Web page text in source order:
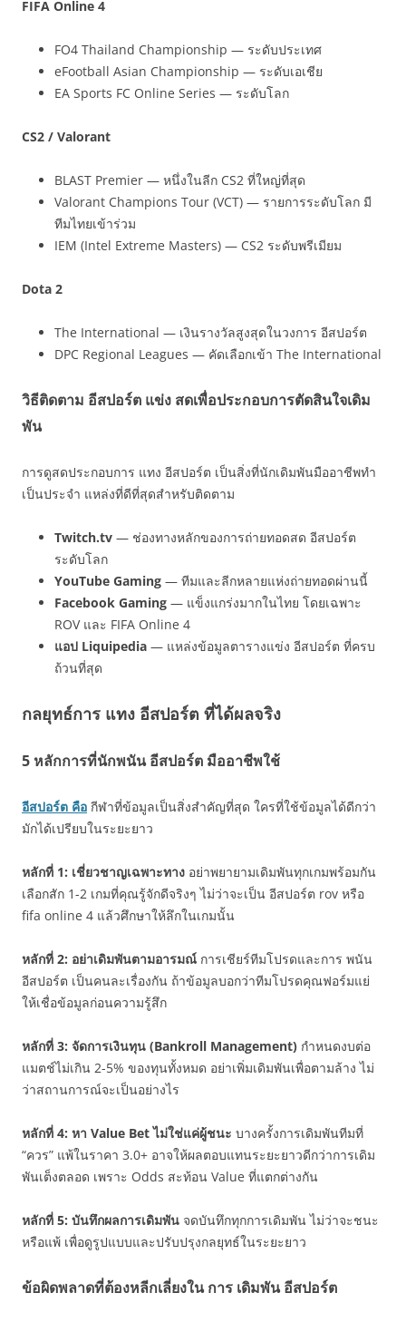
FIFA Online 4
FO4 Thailand Championship — ระดับประเทศ
eFootball Asian Championship — ระดับเอเชีย
EA Sports FC Online Series — ระดับโลก
CS2 / Valorant
BLAST Premier — หนึ่งในลีก CS2 ที่ใหญ่ที่สุด
Valorant Champions Tour (VCT) — รายการระดับโลก มี
ทีมไทยเข้าร่วม
IEM (Intel Extreme Masters) — CS2 ระดับพรีเมียม
Dota 2
The International — เงินรางวัลสูงสุดในวงการ อีสปอร์ต
DPC Regional Leagues — คัดเลือกเข้า The International
วิธีติดตาม อีสปอร์ต แข่ง สดเพื่อประกอบการตัดสินใจเดิม
พัน
การดูสดประกอบการ แทง อีสปอร์ต เป็นสิ่งที่นักเดิมพันมืออาชีพทำ
เป็นประจำ แหล่งที่ดีที่สุดสำหรับติดตาม
Twitch.tv — ช่องทางหลักของการถ่ายทอดสด อีสปอร์ต
ระดับโลก
YouTube Gaming — ทีมและลีกหลายแห่งถ่ายทอดผ่านนี้
Facebook Gaming — แข็งแกร่งมากในไทย โดยเฉพาะ
ROV และ FIFA Online 4
แอป Liquipedia — แหล่งข้อมูลตารางแข่ง อีสปอร์ต ที่ครบ
ถ้วนที่สุด
กลยุทธ์การ แทง อีสปอร์ต ที่ได้ผลจริง
5 หลักการที่นักพนัน อีสปอร์ต มืออาชีพใช้
อีสปอร์ต คือ กีฬาที่ข้อมูลเป็นสิ่งสำคัญที่สุด ใครที่ใช้ข้อมูลได้ดีกว่า
มักได้เปรียบในระยะยาว
หลักที่ 1: เชี่ยวชาญเฉพาะทาง อย่าพยายามเดิมพันทุกเกมพร้อมกัน
เลือกสัก 1-2 เกมที่คุณรู้จักดีจริงๆ ไม่ว่าจะเป็น อีสปอร์ต rov หรือ
fifa online 4 แล้วศึกษาให้ลึกในเกมนั้น
หลักที่ 2: อย่าเดิมพันตามอารมณ์ การเชียร์ทีมโปรดและการ พนัน
อีสปอร์ต เป็นคนละเรื่องกัน ถ้าข้อมูลบอกว่าทีมโปรดคุณฟอร์มแย่
ให้เชื่อข้อมูลก่อนความรู้สึก
หลักที่ 3: จัดการเงินทุน (Bankroll Management) กำหนดงบต่อ
แมตช์ไม่เกิน 2-5% ของทุนทั้งหมด อย่าเพิ่มเดิมพันเพื่อตามล้าง ไม่
ว่าสถานการณ์จะเป็นอย่างไร
หลักที่ 4: หา Value Bet ไม่ใช่แค่ผู้ชนะ บางครั้งการเดิมพันทีมที่
“ควร” แพ้ในราคา 3.0+ อาจให้ผลตอบแทนระยะยาวดีกว่าการเดิม
พันเต็งตลอด เพราะ Odds สะท้อน Value ที่แตกต่างกัน
หลักที่ 5: บันทึกผลการเดิมพัน จดบันทึกทุกการเดิมพัน ไม่ว่าจะชนะ
หรือแพ้ เพื่อดูรูปแบบและปรับปรุงกลยุทธ์ในระยะยาว
ข้อผิดพลาดที่ต้องหลีกเลี่ยงใน การ เดิมพัน อีสปอร์ต